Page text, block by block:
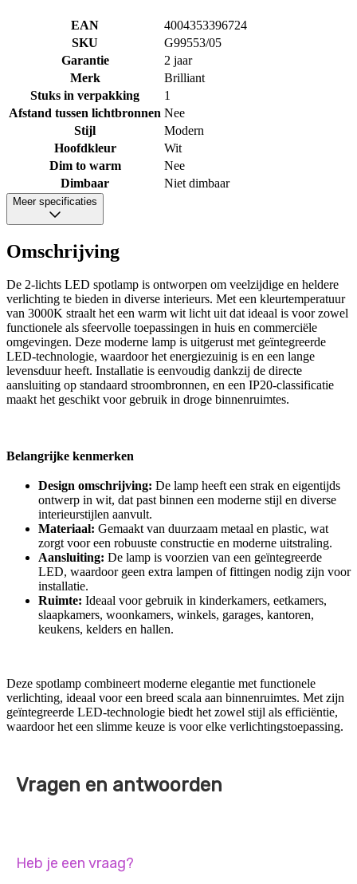
EAN
4004353396724
SKU
G99553/05
Garantie
2 jaar
Merk
Brilliant
Stuks in verpakking
1
Afstand tussen lichtbronnen Nee
Stijl
Modern
Hoofdkleur
Wit
Dim to warm
Nee
Dimbaar
Niet dimbaar
Meer specificaties
Omschrijving
De 2-lichts LED spotlamp is ontworpen om veelzijdige en heldere
verlichting te bieden in diverse interieurs. Met een kleurtemperatuur
van 3000K straalt het een warm wit licht uit dat ideaal is voor zowel
functionele als sfeervolle toepassingen in huis en commerciële
omgevingen. Deze moderne lamp is uitgerust met geïntegreerde
LED-technologie, waardoor het energiezuinig is en een lange
levensduur heeft. Installatie is eenvoudig dankzij de directe
aansluiting op standaard stroombronnen, en een IP20-classificatie
maakt het geschikt voor gebruik in droge binnenruimtes.
Belangrijke kenmerken
Design omschrijving: De lamp heeft een strak en eigentijds
ontwerp in wit, dat past binnen een moderne stijl en diverse
interieurstijlen aanvult.
Materiaal: Gemaakt van duurzaam metaal en plastic, wat
zorgt voor een robuuste constructie en moderne uitstraling.
Aansluiting: De lamp is voorzien van een geïntegreerde
LED, waardoor geen extra lampen of fittingen nodig zijn voor
installatie.
Ruimte: Ideaal voor gebruik in kinderkamers, eetkamers,
slaapkamers, woonkamers, winkels, garages, kantoren,
keukens, kelders en hallen.
Deze spotlamp combineert moderne elegantie met functionele
verlichting, ideaal voor een breed scala aan binnenruimtes. Met zijn
geïntegreerde LED-technologie biedt het zowel stijl als efficiëntie,
waardoor het een slimme keuze is voor elke verlichtingstoepassing.
Vragen en antwoorden
Heb je een vraag?